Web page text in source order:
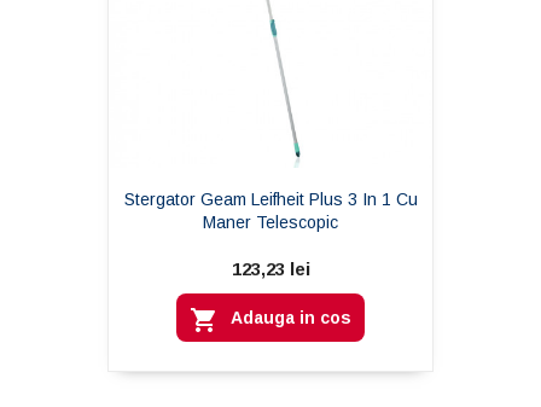
Stergator Geam Leifheit Plus 3 In 1 Cu
Maner Telescopic
123,23 lei
 Adauga in cos